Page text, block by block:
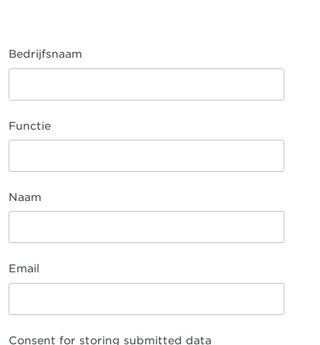
Bedrijfsnaam
Functie
Naam
Email
Consent for storing submitted data